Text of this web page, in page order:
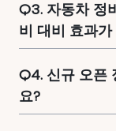
Q3. 자동차 정
비 대비 효과가
Q4. 신규 오픈
요?